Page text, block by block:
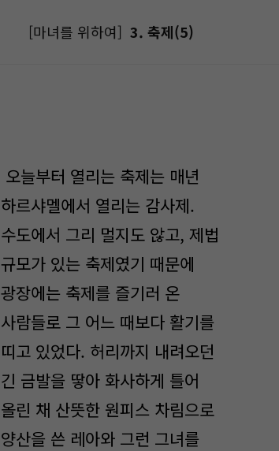
[마녀를 위하여] 3. 축제(5)
오늘부터 열리는 축제는 매년
하르샤멜에서 열리는 감사제.
수도에서 그리 멀지도 않고, 제법
규모가 있는 축제였기 때문에
광장에는 축제를 즐기러 온
사람들로 그 어느 때보다 활기를
띠고 있었다. 허리까지 내려오던
긴 금발을 땋아 화사하게 틀어
올린 채 산뜻한 원피스 차림으로
양산을 쓴 레아와 그런 그녀를